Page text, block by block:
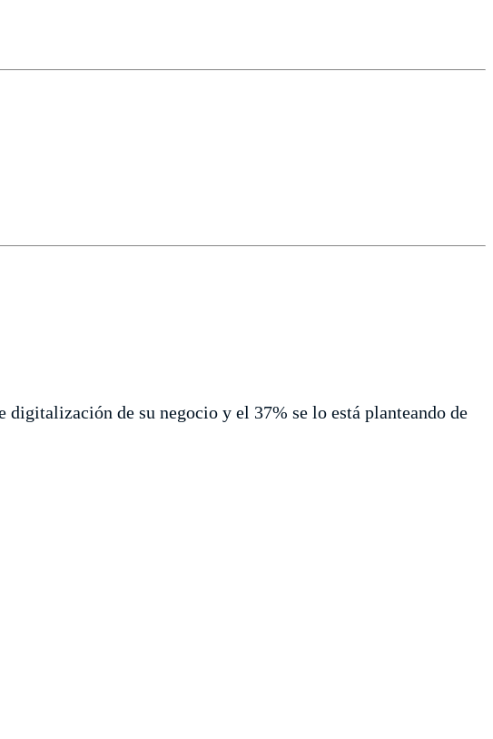
digitalización de su negocio y el 37% se lo está planteando de